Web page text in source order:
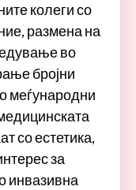
колеги со
размена на
во
бројни
меѓународни
со естетика,
за
инвазивна